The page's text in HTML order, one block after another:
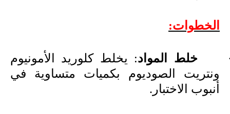
الخطوات:
خلط المواد: يخلط كلوريد الأمونيوم
ونتريت الصوديوم بكميات متساوية في
أنبوب الاختبار.